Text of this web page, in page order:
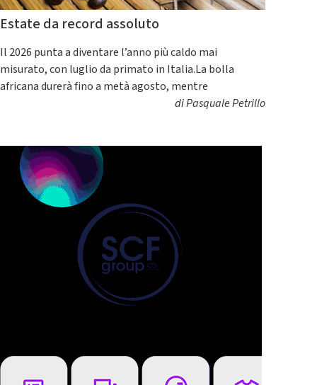
Estate da record assoluto
Il 2026 punta a diventare l’anno più caldo mai
misurato, con luglio da primato in Italia.La bolla
africana durerà fino a metà agosto, mentre
diPasquale Petrillo